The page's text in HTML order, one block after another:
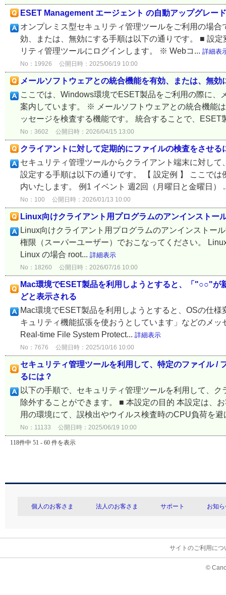
ESET Management エージェント の自動アップグレー
オンプレミス型セキュリティ管理ツールをご利用の場
効、または、無効にする手順は以下の通りです。 ■ 設
リティ管理ツールにログインします。 ※ Webコ... 詳細表
No：19926 公開日時：2025/06/19 10:00
メールソフトウェアとの統合機能を有効、または、無効
ここでは、Windows環境でESET製品をご利用の際に
案内しています。 ※ メールソフトウェアとの統合機能
ッセージを検査する機能です。 統合することで、ESET
No：3602 公開日時：2026/04/15 13:00
クライアントに対して定期的にファイルの検査をさせる
セキュリティ管理ツールからクライアント端末に対し
設定する手順は以下の通りです。 【 設定例 】 ここで
内いたします。 例1 イベント 週2回（月曜日と金曜日）
No：100 公開日時：2026/01/13 10:00
Linux向けクライアント用プログラムのアンインストー
Linux向けクライアント用プログラムのアンインストー
権限（スーパーユーザー）でおこなってください。
Linux の場合 root... 詳細表示
No：18260 公開日時：2026/07/16 10:00
Mac環境でESET製品を利用しようとすると、「"○○"が
どと表示される
Mac環境でESET製品を利用しようとすると、OSの仕
キュリティ機能拡張を使おうとしています」などのメ
Real-time File System Protect... 詳細表示
No：7676 公開日時：2025/10/16 10:00
セキュリティ管理ツールを利用して、特定のファイル /
るには？
以下の手順で、セキュリティ管理ツールを利用して、
除外することができます。 ■ 本設定の目的 本設定は、
用の環境にて、誤検出やウイルス検査時のCPU負荷を
No：11133 公開日時：2025/06/19 10:00
118件中 51 - 60 件を表示
個人のお客さま 法人のお客さま サポート お知
サイトのご利用につ
©